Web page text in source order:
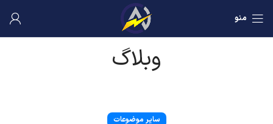
منو
وبلاگ
سایر موضوعات